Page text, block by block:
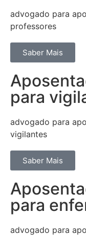
advogado para
professores
Saber Mais
para
advogado para
vigilantes
Saber Mais
para
advogado para